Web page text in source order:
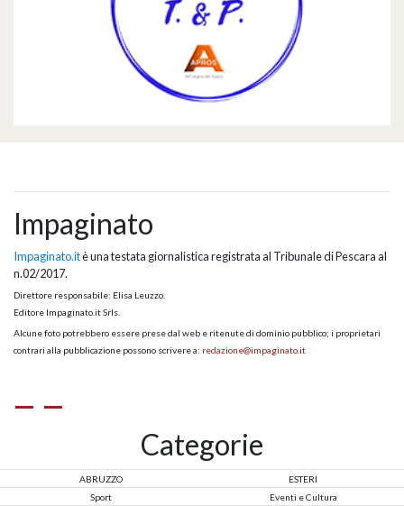
Impaginato
Impaginato.itè una testata giornalistica registrata al Tribunale di Pescara al
n.02/2017.
Direttore responsabile: Elisa Leuzzo.
Editore Impaginato.it Srls.
Alcune foto potrebbero essere prese dal web e ritenute di dominio pubblico; i proprietari
contrari alla pubblicazione possono scrivere a: redazione@impaginato.it
Categorie
ABRUZZO
ESTERI
Sport
Eventi e Cultura